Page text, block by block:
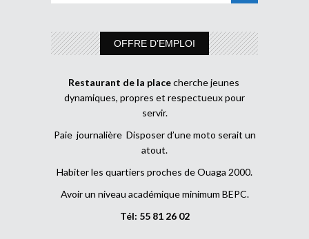
OFFRE D’EMPLOI
Restaurant de la placecherche jeunes
dynamiques, propres et respectueux pour
servir.
Paie journalière Disposer d’une moto serait un
atout.
Habiter les quartiers proches de Ouaga 2000.
Avoir un niveau académique minimum BEPC.
Tél: 55 81 26 02